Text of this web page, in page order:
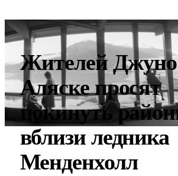
Жителей
Аляске просят
покинуть
вблизи ледника
Менденхолл